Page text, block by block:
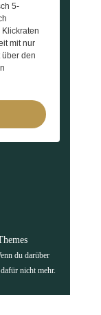
5-
mit nur
über den
du darüber
nicht mehr.